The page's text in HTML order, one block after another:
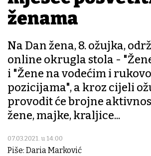
ženama
Na Dan žena, 8. ožujka,
online okrugla stola -
i "Žene na vodećim i
pozicijama", a kroz cijeli
provodit će brojne
žene, majke, kraljice...
07.03.2021. u 14:00
Piše: Daria Marković